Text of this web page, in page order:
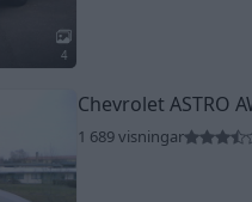
4
Chevrolet ASTRO
1 689 visningar